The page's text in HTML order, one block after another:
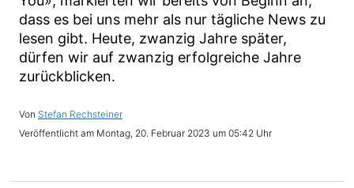
dass es bei uns mehr als nur tägliche News zu
lesen gibt. Heute, zwanzig Jahre später,
dürfen wir auf zwanzig erfolgreiche Jahre
zurückblicken.
Stefan Rechsteiner
Montag, 20. Februar 2023 um 05:42 Uhr